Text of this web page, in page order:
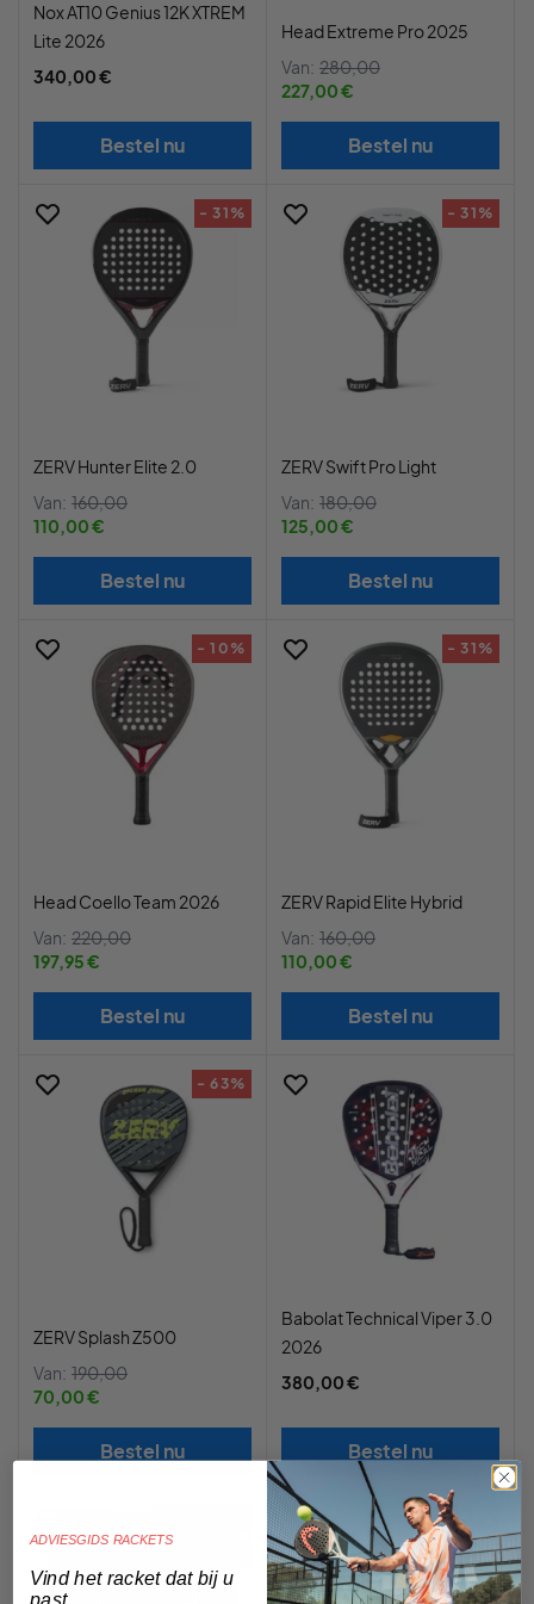
Nox AT10 Genius 12K XTREM
Lite 2026
340,00 €
Bestel nu
Head Extreme Pro 2025
Van: 280,00
227,00 €
Bestel nu
- 31%
ZERV Hunter Elite 2.0
Van: 160,00
110,00 €
Bestel nu
- 31%
ZERV Swift Pro Light
Van: 180,00
125,00 €
Bestel nu
- 10%
Head Coello Team 2026
Van: 220,00
197,95 €
Bestel nu
- 31%
ZERV Rapid Elite Hybrid
Van: 160,00
110,00 €
Bestel nu
- 63%
ZERV Splash Z500
Van: 190,00
70,00 €
Bestel nu
Babolat Technical Viper 3.0
2026
380,00 €
Bestel nu
- 31%
ADVIESGIDS RACKETS
Vind het racket dat bij u